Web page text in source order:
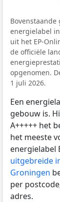
energielabel
uit het EP-
de officiële
opgenomen.
1 juli 2026.
Een
gebouw is.
A+++++ het
het meeste
energielabel
uitgebreide
Groningen
per
adres.